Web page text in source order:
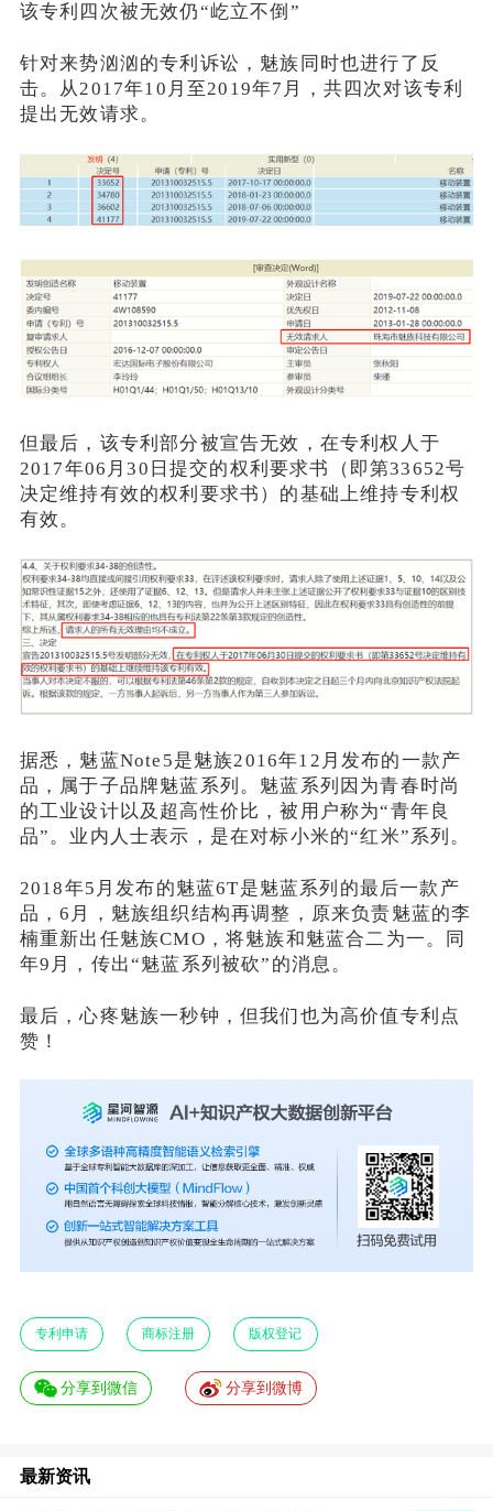
该专利四次被无效仍“屹立不倒”
针对来势汹汹的专利诉讼，魅族同时也进行了反
击。从2017年10月至2019年7月，共四次对该专利
提出无效请求。
但最后，该专利部分被宣告无效，在专利权人于
2017年06月30日提交的权利要求书（即第33652号
决定维持有效的权利要求书）的基础上维持专利权
有效。
据悉，魅蓝Note5是魅族2016年12月发布的一款产
品，属于子品牌魅蓝系列。魅蓝系列因为青春时尚
的工业设计以及超高性价比，被用户称为“青年良
品”。业内人士表示，是在对标小米的“红米”系列。
2018年5月发布的魅蓝6T是魅蓝系列的最后一款产
品，6月，魅族组织结构再调整，原来负责魅蓝的李
楠重新出任魅族CMO，将魅族和魅蓝合二为一。同
年9月，传出“魅蓝系列被砍”的消息。
最后，心疼魅族一秒钟，但我们也为高价值专利点
赞！
专利申请 商标注册 版权登记
分享到微信 分享到微博
最新资讯